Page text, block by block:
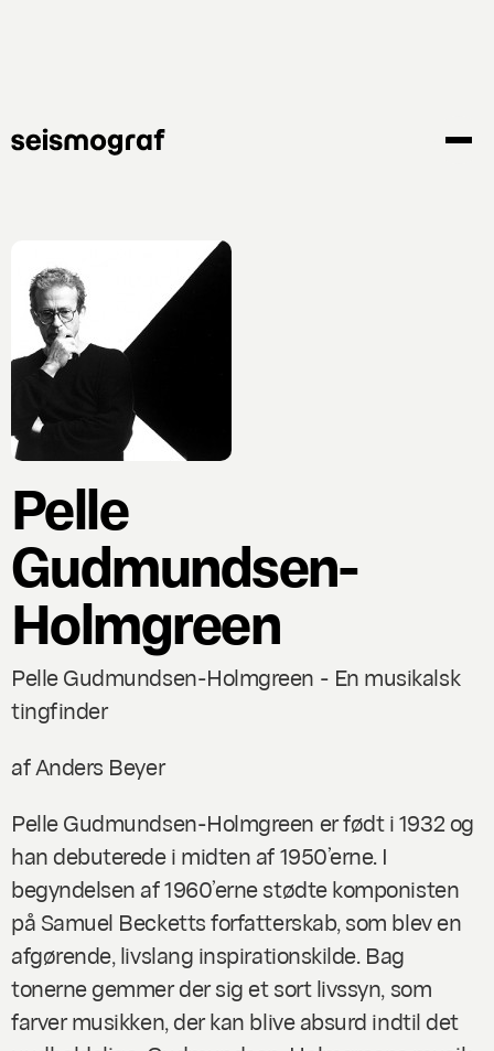
Pelle
Gudmundsen-
Holmgreen
Pelle Gudmundsen-Holmgreen - En musikalsk
tingfinder
af Anders Beyer
Pelle Gudmundsen-Holmgreen er født i 1932 og
han debuterede i midten af 1950’erne. I
begyndelsen af 1960’erne stødte komponisten
på Samuel Becketts forfatterskab, som blev en
afgørende, livslang inspirationskilde. Bag
tonerne gemmer der sig et sort livssyn, som
farver musikken, der kan blive absurd indtil det